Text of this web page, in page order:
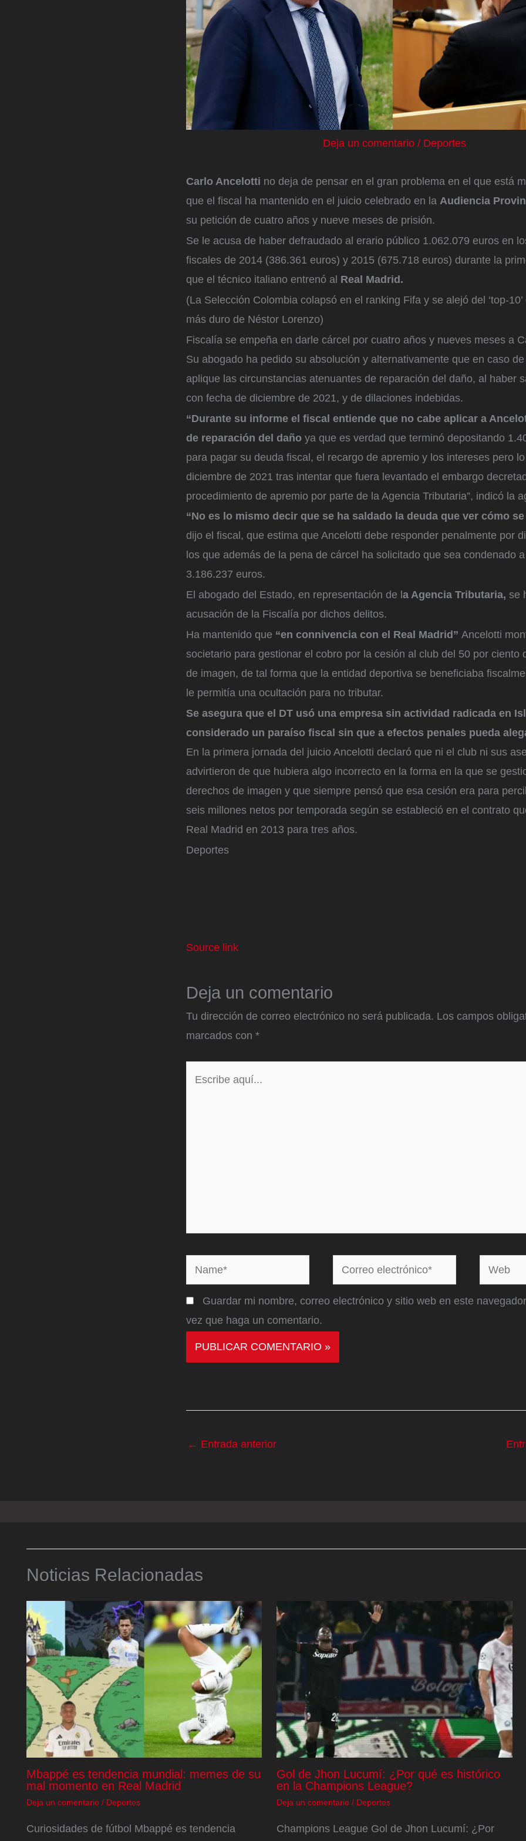
Deja un comentario / Deportes
Carlo Ancelotti no deja de pensar en el gran problema en el que está
que el fiscal ha mantenido en el juicio celebrado en la Audiencia
su petición de cuatro años y nueve meses de prisión.
Se le acusa de haber defraudado al erario público 1.062.079 euros en
fiscales de 2014 (386.361 euros) y 2015 (675.718 euros) durante la
que el técnico italiano entrenó al Real Madrid.
(La Selección Colombia colapsó en el ranking Fifa y se alejó del ‘top-
más duro de Néstor Lorenzo)
Fiscalía se empeña en darle cárcel por cuatro años y nueves meses a
Su abogado ha pedido su absolución y alternativamente que en caso
aplique las circunstancias atenuantes de reparación del daño, al haber
con fecha de diciembre de 2021, y de dilaciones indebidas.
“Durante su informe el fiscal entiende que no cabe aplicar a
de reparación del daño ya que es verdad que terminó depositando
para pagar su deuda fiscal, el recargo de apremio y los intereses pero
diciembre de 2021 tras intentar que fuera levantado el embargo
procedimiento de apremio por parte de la Agencia Tributaria”, indicó la
“No es lo mismo decir que se ha saldado la deuda que ver cómo
dijo el fiscal, que estima que Ancelotti debe responder penalmente por
los que además de la pena de cárcel ha solicitado que sea condenado
3.186.237 euros.
El abogado del Estado, en representación de l a Agencia Tributaria, se
acusación de la Fiscalía por dichos delitos.
Ha mantenido que “en connivencia con el Real Madrid” Ancelotti
societario para gestionar el cobro por la cesión al club del 50 por ciento
de imagen, de tal forma que la entidad deportiva se beneficiaba
le permitía una ocultación para no tributar.
Se asegura que el DT usó una empresa sin actividad radicada en
considerado un paraíso fiscal sin que a efectos penales pueda
En la primera jornada del juicio Ancelotti declaró que ni el club ni sus
advirtieron de que hubiera algo incorrecto en la forma en la que se
derechos de imagen y que siempre pensó que esa cesión era para
seis millones netos por temporada según se estableció en el contrato
Real Madrid en 2013 para tres años.
Deportes
Source link
Deja un comentario
Tu dirección de correo electrónico no será publicada. Los campos
marcados con *
Name*
Correo
electrónico*
Web
Guardar mi nombre, correo electrónico y sitio web en este
vez que haga un comentario.
← Entrada anterior
Noticias Relacionadas
Mbappé es tendencia mundial: memes de su
mal momento en Real Madrid
Deja un comentario / Deportes
Curiosidades de fútbol Mbappé es tendencia
Gol de Jhon Lucumí: ¿Por qué es histórico
en la Champions League?
Deja un comentario / Deportes
Champions League Gol de Jhon Lucumí: ¿Por